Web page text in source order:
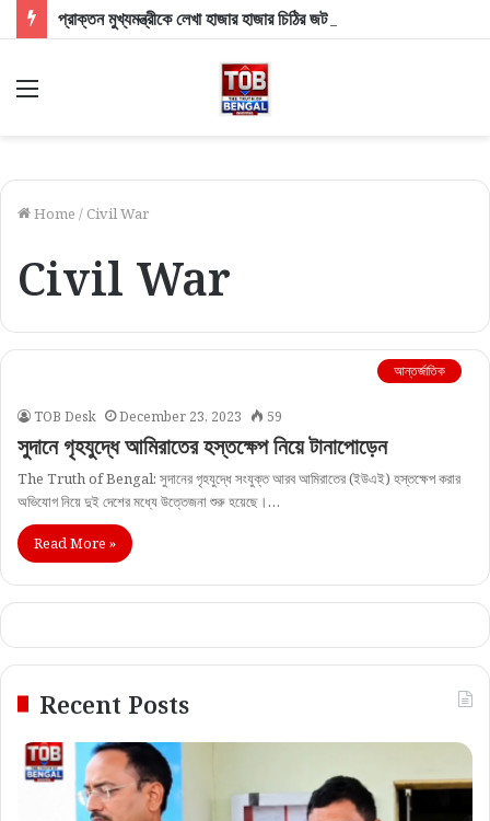
Menu
Home / Civil War
Civil War
আন্তর্জাতিক
TOB Desk December 23, 2023 59
সুদানে গৃহযুদ্ধে আমিরাতের হস্তক্ষেপ নিয়ে টানাপোড়েন
The Truth of Bengal: সুদানের গৃহযুদ্ধে সংযুক্ত আরব আমিরাতের (ইউএই) হস্তক্ষেপ করার
অভিযোগ নিয়ে দুই দেশের মধ্যে উত্তেজনা শুরু হয়েছে।…
Read More »
Recent Posts